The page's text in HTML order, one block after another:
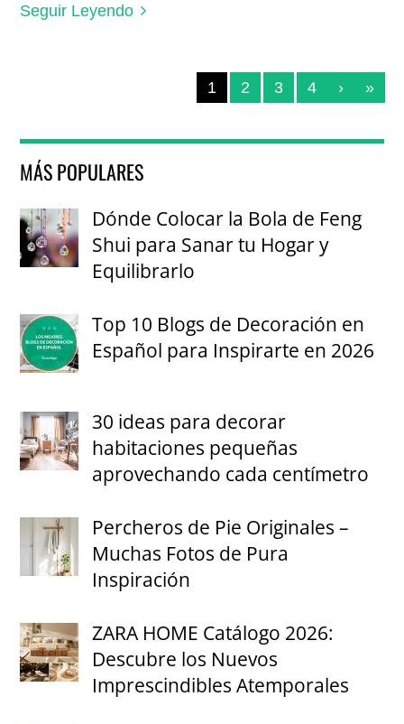
Seguir Leyendo
1 2 3 4 › »
MÁS POPULARES
Dónde Colocar la Bola de Feng
Shui para Sanar tu Hogar y
Equilibrarlo
Top 10 Blogs de Decoración en
Español para Inspirarte en 2026
30 ideas para decorar
habitaciones pequeñas
aprovechando cada centímetro
Percheros de Pie Originales –
Muchas Fotos de Pura
Inspiración
ZARA HOME Catálogo 2026:
Descubre los Nuevos
Imprescindibles Atemporales